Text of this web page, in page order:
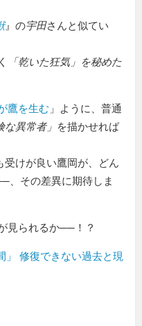
』の宇田さんと似てい
「乾いた狂気」を秘めた
鷹を生む 」ように、普通
な異常者
を描かせれば
受けが良い鷹岡が、どん
、その差異に期待しま
見られるか──！？
」 修復できない過去と現